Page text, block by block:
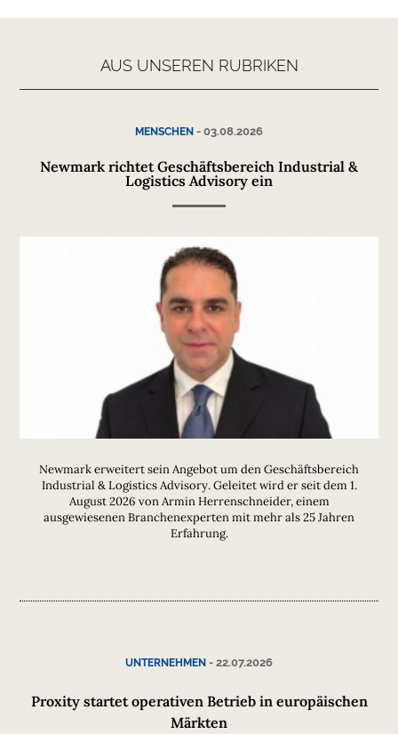
AUS UNSEREN RUBRIKEN
MENSCHEN - 03.08.2026
Newmark richtet Geschäftsbereich Industrial &
Logistics Advisory ein
Newmark erweitert sein Angebot um den Geschäftsbereich
Industrial & Logistics Advisory. Geleitet wird er seit dem 1.
August 2026 von Armin Herrenschneider, einem
ausgewiesenen Branchenexperten mit mehr als 25 Jahren
Erfahrung.
UNTERNEHMEN - 22.07.2026
Proxity startet operativen Betrieb in europäischen
Märkten